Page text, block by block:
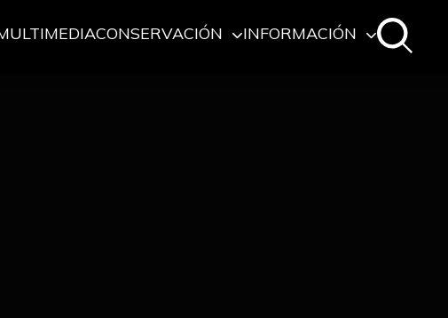
CONSERVACIÓN INFORMACIÓN